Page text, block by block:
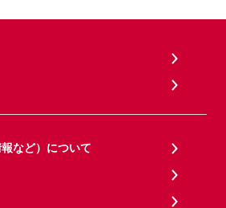
など）について